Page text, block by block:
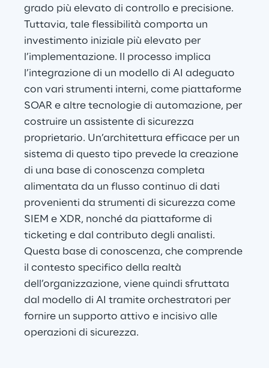
grado più elevato di controllo e precisione.
Tuttavia, tale flessibilità comporta un
investimento iniziale più elevato per
l’implementazione. Il processo implica
l’integrazione di un modello di AI adeguato
con vari strumenti interni, come piattaforme
SOAR e altre tecnologie di automazione, per
costruire un assistente di sicurezza
proprietario. Un’architettura efficace per un
sistema di questo tipo prevede la creazione
di una base di conoscenza completa
alimentata da un flusso continuo di dati
provenienti da strumenti di sicurezza come
SIEM e XDR, nonché da piattaforme di
ticketing e dal contributo degli analisti.
Questa base di conoscenza, che comprende
il contesto specifico della realtà
dell’organizzazione, viene quindi sfruttata
dal modello di AI tramite orchestratori per
fornire un supporto attivo e incisivo alle
operazioni di sicurezza.